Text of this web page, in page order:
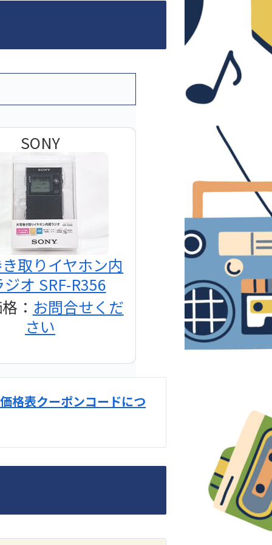
SONY
取りイヤホン内
オ SRF-R356
： お問合せくだ
さい
DENON
格表クーポンコードにつ